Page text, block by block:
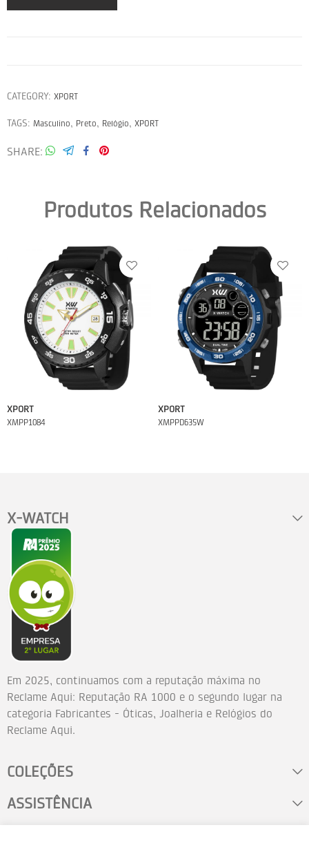
CATEGORY: XPORT
TAGS: Masculino, Preto, Relógio, XPORT
SHARE
Produtos Relacionados
XPORT
XMPP1084
XPORT
XMPPD635W
X-WATCH
Em 2025, continuamos com a reputação máxima no
Reclame Aqui: Reputação RA 1000 e o segundo lugar na
categoria Fabricantes - Óticas, Joalheria e Relógios do
Reclame Aqui.
COLEÇÕES
ASSISTÊNCIA